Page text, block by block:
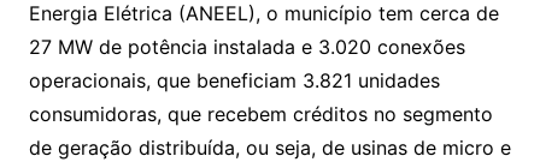
Energia Elétrica (ANEEL), o município tem cerca de
27 MW de potência instalada e 3.020 conexões
operacionais, que beneficiam 3.821 unidades
consumidoras, que recebem créditos no segmento
de geração distribuída, ou seja, de usinas de micro e